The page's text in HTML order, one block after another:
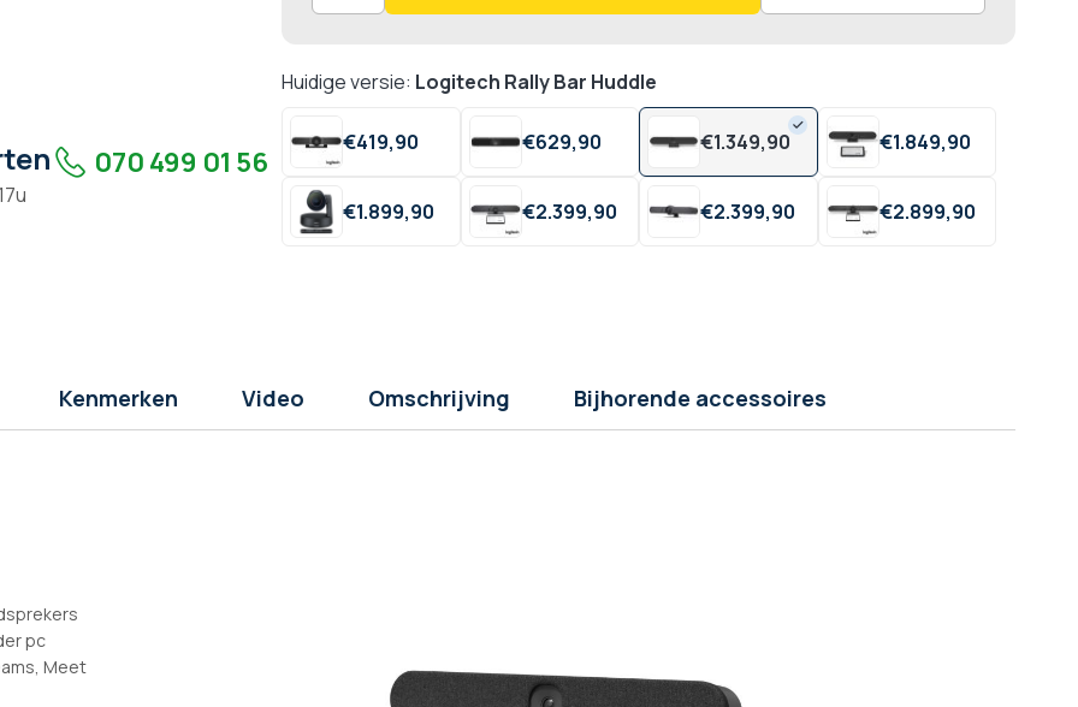
Huidige versie: Logitech Rally Bar Huddle
€419,90 €629,90 €1.349,90 €1.849,90
€1.899,90 €2.399,90 €2.399,90 €2.899,90
070 499 01 56
Kenmerken Video Omschrijving Bijhorende accessoires
pc
Meet